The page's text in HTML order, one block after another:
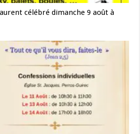
célébré dimanche 9 août à